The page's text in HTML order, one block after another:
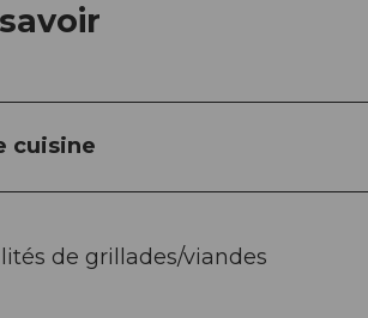
cuisine
de grillades/viandes